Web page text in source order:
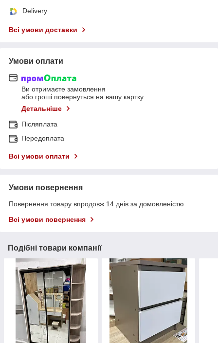
Delivery
Всі умови доставки
Умови оплати
Ви отримаєте замовлення
або гроші повернуться на вашу картку
Детальніше
Післяплата
Передоплата
Всі умови оплати
Умови повернення
Повернення товару впродовж 14 днів за домовленістю
Всі умови повернення
Подібні товари компанії